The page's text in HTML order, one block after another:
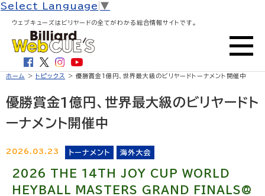
Select Language ▼
ウェブキューズはビリヤードの全てがわかる総合情報サイトです。
ホーム > トピックス > 優勝賞金1億円、世界最大級のビリヤードトーナメント開催中
優勝賞金1億円、世界最大級のビリヤードト
ーナメント開催中
2026.03.23 トーナメント 海外大会
2026 THE 14TH JOY CUP WORLD
HEYBALL MASTERS GRAND FINALS@